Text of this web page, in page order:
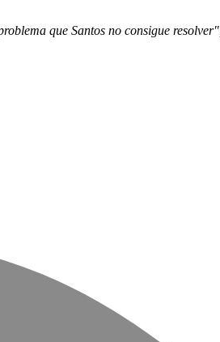
que Santos no consigue resolver",